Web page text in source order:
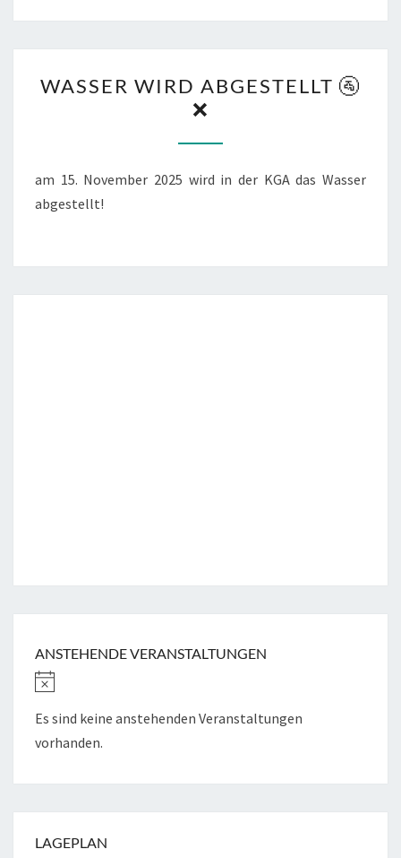
WIRD
ABGESTELLT
🚰
WASSER WIRD ABGESTELLT 🚰
❌
am 15. November 2025 wird in der KGA das Wasser
abgestellt!
ANSTEHENDE VERANSTALTUNGEN
Es sind keine anstehenden Veranstaltungen
vorhanden.
LAGEPLAN